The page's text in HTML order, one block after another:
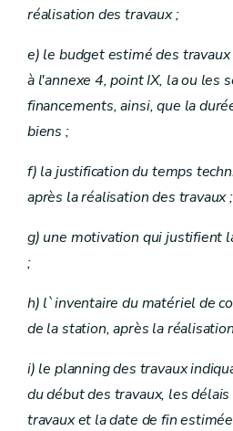
réalisation des travaux ;
e) le budget estimé des
à l'annexe 4, point IX, la ou les
financements, ainsi, que la
biens ;
f) la justification du temps
après la réalisation des travaux ;
g) une motivation qui justifient
;
h) l`inventaire du matériel de
de la station, après la
i) le planning des travaux
du début des travaux, les
travaux et la date de fin